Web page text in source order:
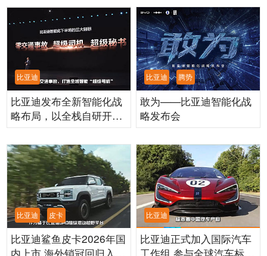
比亚迪
比亚迪发布全新智能化战
略布局，以全栈自研开启
全民智能出行新时
比亚迪 腾势
敢为——比亚迪智能化战
略发布会
比亚迪 皮卡
比亚迪鲨鱼皮卡2026年国
内上市 海外销冠回归入局
比亚迪
比亚迪正式加入国际汽车
工作组 参与全球汽车标准